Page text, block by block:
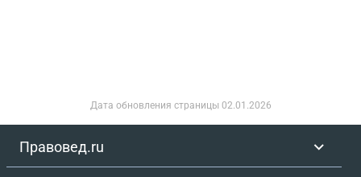
какие могут быть долги за алименты ? Если в
Дата обновления страницы 02.01.2026
Правовед.ru